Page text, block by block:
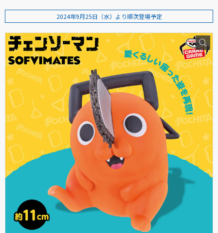
2024年9月25日（水）より順次登場予定